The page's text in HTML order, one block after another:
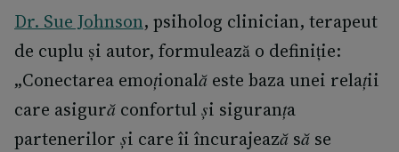
Dr. Sue Johnson, psiholog clinician, terapeut
de cuplu și autor, formulează o definiție:
„Conectarea emoțională este baza unei relații
care asigură confortul și siguranța
partenerilor și care îi încurajează să se